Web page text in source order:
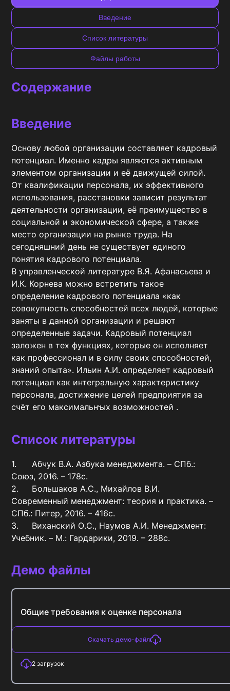
Введение
Список литературы
Файлы работы
Содержание
Введение
Основу любой организации составляет кадровый
потенциал. Именно кадры являются активным
элементом организации и её движущей силой.
От квалификации персонала, их эффективного
использования, расстановки зависит результат
деятельности организации, её преимущество в
социальной и экономической сфере, а также
место организации на рынке труда. На
сегодняшний день не существует единого
понятия кадрового потенциала.
В управленческой литературе В.Я. Афанасьева и
И.К. Корнева можно встретить такое
определение кадрового потенциала «как
совокупность способностей всех людей, которые
заняты в данной организации и решают
определенные задачи. Кадровый потенциал
заложен в тех функциях, которые он исполняет
как профессионал и в силу своих способностей,
знаний опыта». Ильин А.И. определяет кадровый
потенциал как интегральную характеристику
персонала, достижение целей предприятия за
счёт его максимальнᡃых возможностей .
Список литературы
1.	Абчук В.А. Азбука менеджмента. – СПб.:
Союз, 2016. – 178с.
2.	Большаков А.С., Михайлов В.И.
Современный менеджмент: теория и практика. –
СПб.: Питер, 2016. – 416с.
3.	Виханский О.С., Наумов А.И. Менеджмент:
Учебник. – М.: Гардарики, 2019. – 288с.
Демо файлы
Общие требования к оценке персонала
Скачать демо-файл
2 загрузок